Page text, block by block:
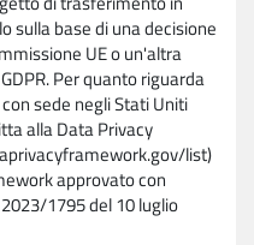
sulla base di una decisione
UE o un'altra
Per quanto riguarda
sede negli Stati Uniti
alla Data Privacy
list)
approvato con
1795 del 10 luglio